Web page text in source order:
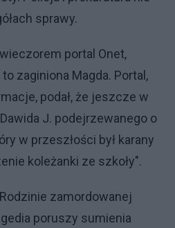
sprawy.
portal Onet,
zaginiona Magda. Portal,
podał, że jeszcze w
J. podejrzewanego o
w przeszłości był karany
koleżanki ze szkoły".
zamordowanej
poruszy sumienia